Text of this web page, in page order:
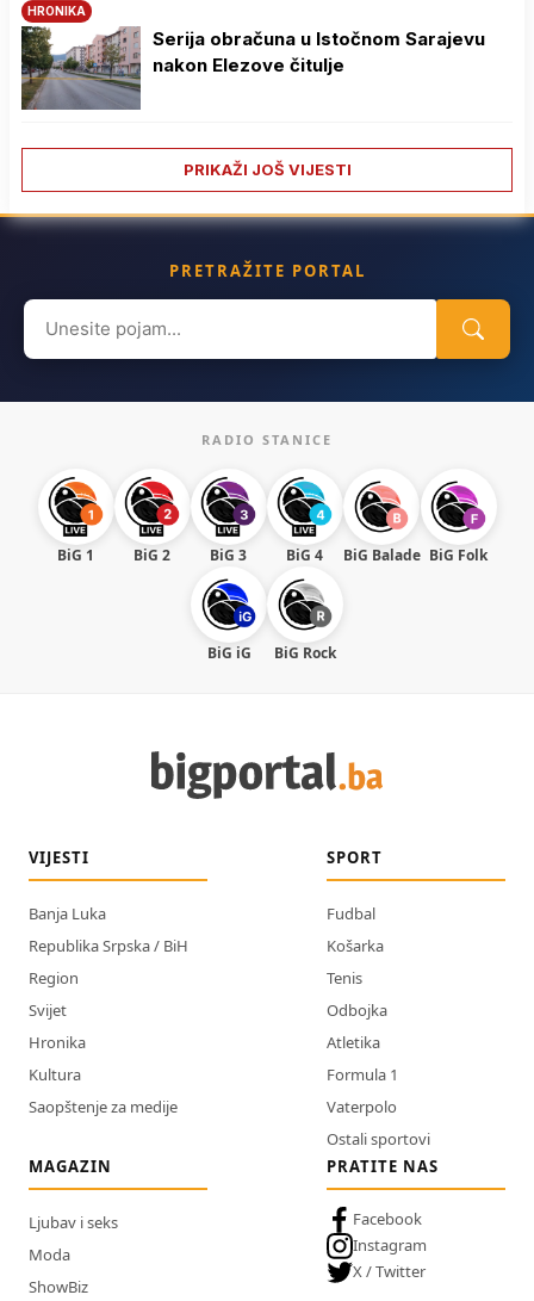
HRONIKA
Serija obračuna u Istočnom Sarajevu
nakon Elezove čitulje
PRIKAŽI JOŠ VIJESTI
PRETRAŽITE PORTAL
Search
for:
RADIO STANICE
BiG 1 BiG 2 BiG 3 BiG 4 BiG Balade BiG Folk
BiG iG BiG Rock
VIJESTI
Banja Luka
Republika Srpska / BiH
Region
Svijet
Hronika
Kultura
Saopštenje za medije
SPORT
Fudbal
Košarka
Tenis
Odbojka
Atletika
Formula 1
Vaterpolo
Ostali sportovi
MAGAZIN
Ljubav i seks
Moda
ShowBiz
PRATITE NAS
Facebook
Instagram
X / Twitter